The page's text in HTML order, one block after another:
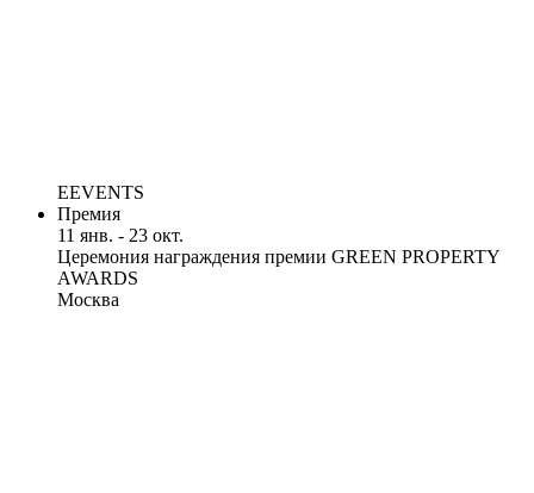
EEVENTS
Премия
11 янв. - 23 окт.
Церемония награждения премии GREEN PROPERTY
AWARDS
Москва